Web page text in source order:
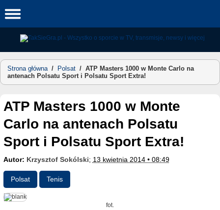
to
Strona główna/ Polsat / ATP Masters 1000 w Monte Carlo na
antenach Polsatu Sport i Polsatu Sport Extra!
ATP Masters 1000 w Monte
Carlo na antenach Polsatu
Sport i Polsatu Sport Extra!
Autor: Krzysztof Sokólski; 13 kwietnia 2014 • 08:49
Polsat Tenis
fot.